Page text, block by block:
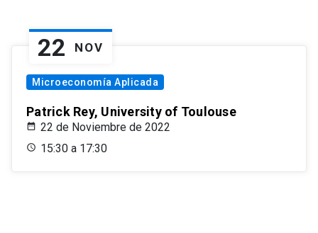
22 NOV
Microeconomía Aplicada
Patrick Rey, University of Toulouse
22 de Noviembre de 2022
15:30 a 17:30